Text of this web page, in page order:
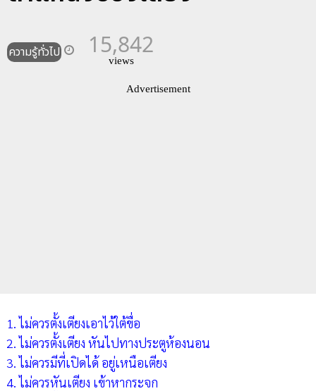
ความรู้ทั่วไป 15,842
views
Advertisement
1. ไม่ควรตั้งเตียงเอาไว้ใต้ขื่อ
2. ไม่ควรตั้งเตียง หันไปทางประตูห้องนอน
3. ไม่ควรมีที่เปิดได้ อยู่เหนือเตียง
4. ไม่ควรหันเตียง เข้าหากระจก